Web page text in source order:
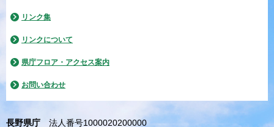
リンク集
リンクについて
県庁フロア・アクセス案内
お問い合わせ
長野県庁 法人番号1000020200000